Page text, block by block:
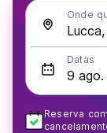
Onde
Datas
Reserva